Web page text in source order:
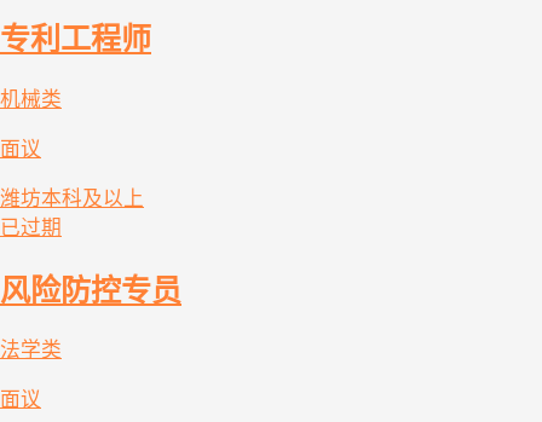
专利工程师
机械类
面议
潍坊本科及以上
已过期
风险防控专员
法学类
面议